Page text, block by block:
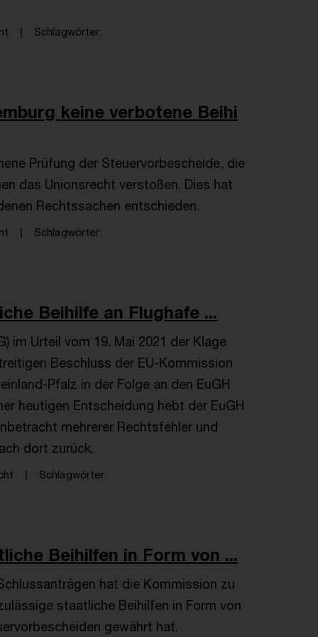
Schlagwörter
keine verbotene Beihi
Prüfung der Steuervorbescheide, die
das Unionsrecht verstoßen. Dies hat
Rechtssachen entschieden.
Schlagwörter
Beihilfe an Flughafe ...
im Urteil vom 19. Mai 2021 der Klage
Beschluss der EU-Kommission
Pfalz in der Folge an den EuGH
heutigen Entscheidung hebt der EuGH
mehrerer Rechtsfehler und
dort zurück.
Schlagwörter
Beihilfen in Form von ...
hat die Kommission zu
staatliche Beihilfen in Form von
gewährt hat.